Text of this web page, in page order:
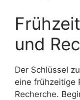
und
Der Schlüssel
eine frühzeitige
Recherche.